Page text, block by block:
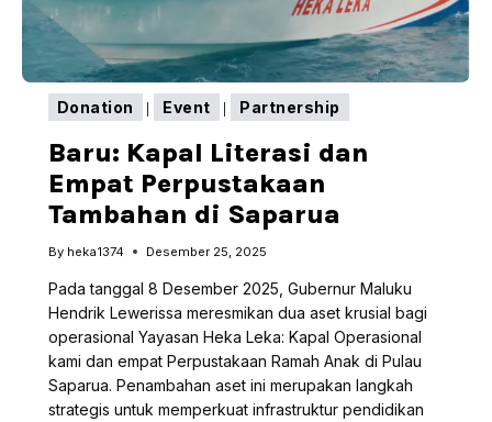
Donation Event Partnership
Baru: Kapal Literasi dan
Empat Perpustakaan
Tambahan di Saparua
By heka1374 Desember 25, 2025
Pada tanggal 8 Desember 2025, Gubernur Maluku
Hendrik Lewerissa meresmikan dua aset krusial bagi
operasional Yayasan Heka Leka: Kapal Operasional
kami dan empat Perpustakaan Ramah Anak di Pulau
Saparua. Penambahan aset ini merupakan langkah
strategis untuk memperkuat infrastruktur pendidikan